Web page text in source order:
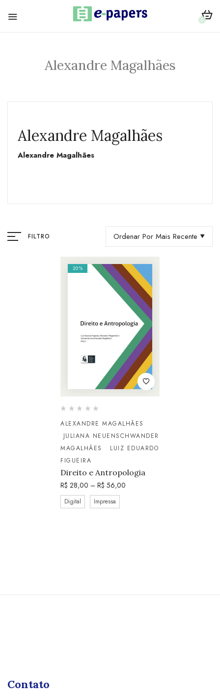
0
Alexandre Magalhães
Alexandre Magalhães
Alexandre Magalhães
FILTRO Ordenar Por Mais Recente
20%
ALEXANDRE MAGALHÃES
JULIANA NEUENSCHWANDER
MAGALHÃES
LUIZ EDUARDO
FIGUEIRA
Direito e Antropologia
R$ 28,00 – R$ 56,00
Digital Impressa
Contato